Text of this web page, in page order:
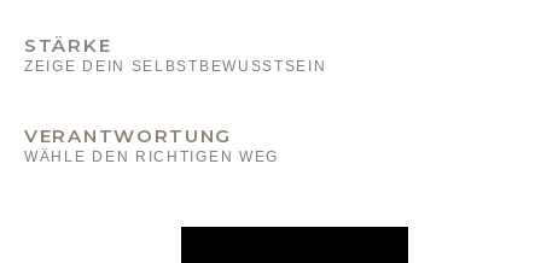
STÄRKE
ZEIGE DEIN SELBSTBEWUSSTSEIN
VERANTWORTUNG
WÄHLE DEN RICHTIGEN WEG